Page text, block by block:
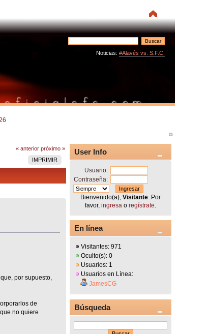
Noticias: #Alavés vs. S.F.C.
« anterior próximo »
IMPRIMIR
por supuesto,
de
no quiere
User Info
Usuario:
Contraseña:
Bienvenido(a),Visitante . Por
favor,ingresa oregístrate
En línea
Visitantes: 971
Oculto(s): 0
Usuarios: 1
Usuarios en Línea:
JamesCG
Búsqueda